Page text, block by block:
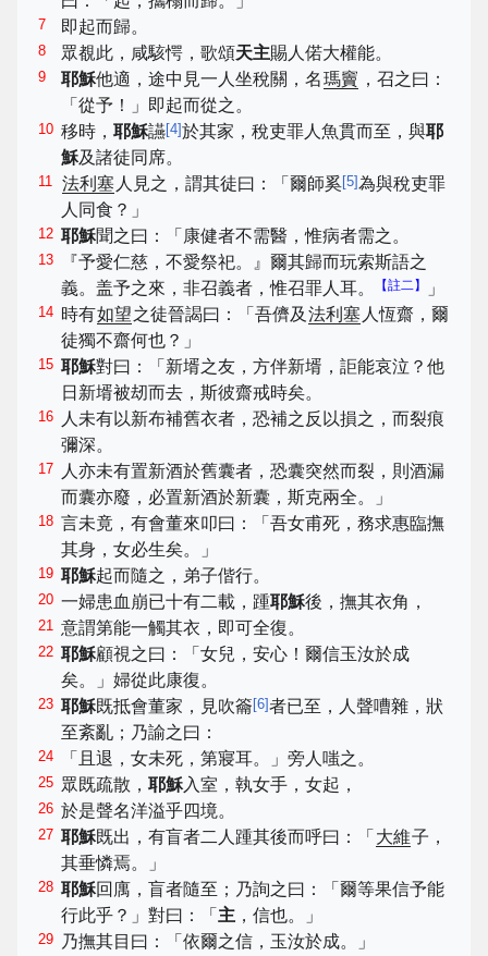
7 即起而歸。
8 眾覩此，咸駭愕，歌頌天主賜人偌大權能。
9 耶穌他適，途中見一人坐稅關，名瑪竇 ，召之曰：
「從予！」即起而從之。
10 移時，耶穌讌[4]於其家，稅吏罪人魚貫而至，與耶
穌及諸徒同席。
11 法利塞 人見之，謂其徒曰：「爾師奚[5]為與稅吏罪
人同食？」
12 耶穌聞之曰：「康健者不需醫，惟病者需之。
13
『予愛仁慈，不愛祭祀。』爾其歸而玩索斯語之
義。盖予之來，非召義者，惟召罪人耳。
【註二】 」
14 時有如望之徒晉謁曰：「吾儕及 法利塞 人恆齋，爾
徒獨不齋何也？」
15 耶穌對曰：「新壻之友，方伴新壻，詎能哀泣？他
日新壻被刼而去，斯彼齋戒時矣。
16 人未有以新布補舊衣者，恐補之反以損之，而裂痕
彌深。
17 人亦未有置新酒於舊囊者，恐囊突然而裂，則酒漏
而囊亦廢，必置新酒於新囊，斯克兩全。」
18 言未竟，有會董來叩曰：「吾女甫死，務求惠臨撫
其身，女必生矣。」
19 耶穌起而隨之，弟子偕行。
20 一婦患血崩已十有二載，踵耶穌後，撫其衣角，
21 意謂第能一觸其衣，即可全復。
22 耶穌顧視之曰：「女兒，安心！爾信玉汝於成
矣。」婦從此康復。
23 耶穌既抵會董家，見吹籥 [6]者已至，人聲嘈雜，狀
至紊亂；乃諭之曰：
24 「且退，女未死，第寢耳。」旁人嗤之。
25 眾既疏散，耶穌入室，執女手，女起，
26 於是聲名洋溢乎四境。
27 耶穌既出，有盲者二人踵其後而呼曰：「 大維子，
其垂憐焉。」
28 耶穌回庽，盲者隨至；乃詢之曰：「爾等果信予能
行此乎？」對曰：「主 ，信也。」
29 乃撫其目曰：「依爾之信，玉汝於成。」